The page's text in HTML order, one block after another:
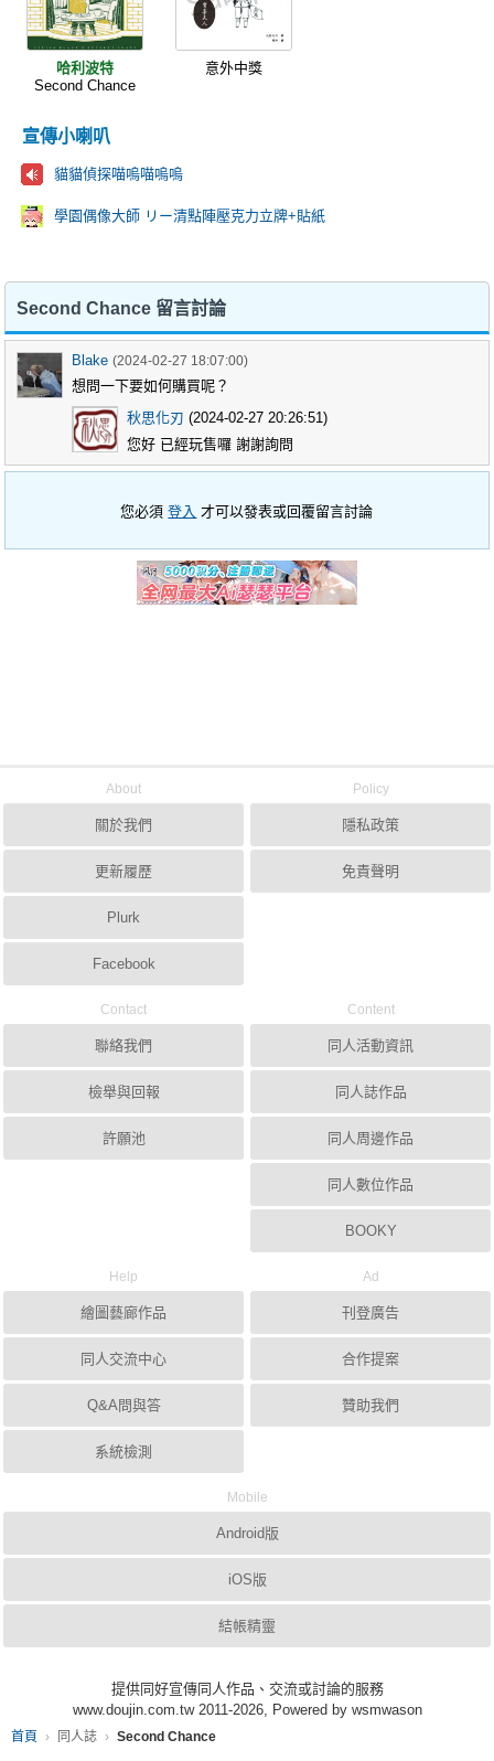
首頁 同人誌 Second Chance
哈利波特
Second Chance
意外中獎
宣傳小喇叭
貓貓偵探喵嗚喵嗚嗚
學園偶像大師 リー清點陣壓克力立牌+貼紙
Second Chance 留言討論
Blake (2024-02-27 18:07:00)
想問一下要如何購買呢？
秋思化刃 (2024-02-27 20:26:51)
您好 已經玩售囉 謝謝詢問
您必須登入 才可以發表或回覆留言討論
About
關於我們
更新履歷
Plurk
Facebook
Policy
隱私政策
免責聲明
Contact
聯絡我們
檢舉與回報
許願池
Content
同人活動資訊
同人誌作品
同人周邊作品
同人數位作品
BOOKY
Help
繪圖藝廊作品
同人交流中心
Q&A問與答
系統檢測
Ad
刊登廣告
合作提案
贊助我們
Mobile
Android版
iOS版
結帳精靈
提供同好宣傳同人作品、交流或討論的服務
www.doujin.com.tw 2011-2026, Powered by wsmwason